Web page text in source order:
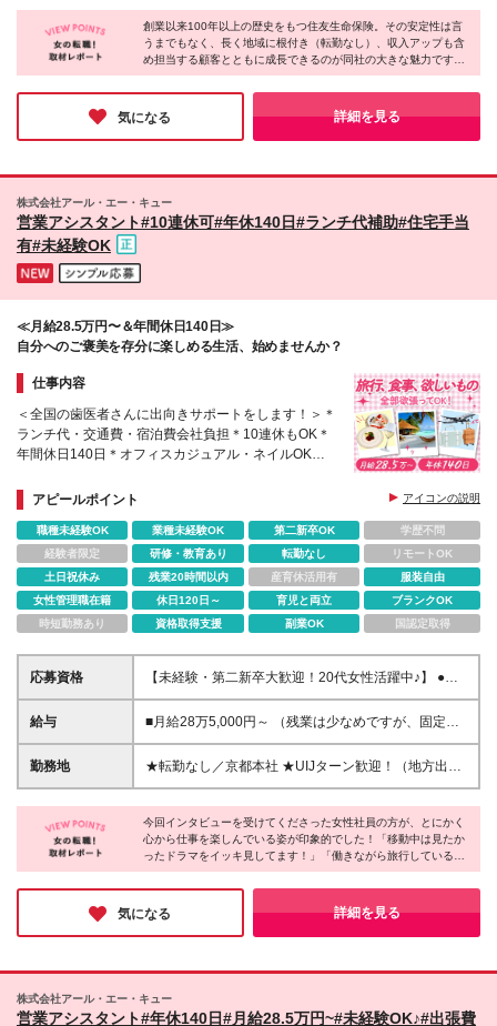
制度あり（当社規程による）
情（例えば、勤務所の再編、廃止等）が生じた場合に
は、会社の指示する勤務所になることがあります。
創業以来100年以上の歴史をもつ住友生命保険。その安定性は言
うまでもなく、長く地域に根付き（転勤なし）、収入アップも含
め担当する顧客とともに成長できるのが同社の大きな魅力です。
「未経験から挑戦したい」「職場の人間関係が気になる」「育児
と両立させた働き方」などの魅力ポイントに共感する方には、ぜ
ひオススメの求人♪転職に不安を感じている方は、まずは雰囲気
を知れる「職場見学」から始めてみてはいかがでしょう？
気になる 詳細を見る
株式会社アール・エー・キュー
営業アシスタント#10連休可#年休140日#ランチ代補助#住宅手当
有#未経験OK
≪月給28.5万円〜＆年間休日140日≫
自分へのご褒美を存分に楽しめる生活、始めませんか？
仕事内容
＜全国の歯医者さんに出向きサポートをします！＞＊
ランチ代・交通費・宿泊費会社負担＊10連休もOK＊
年間休日140日＊オフィスカジュアル・ネイルOK＊
ッタリ
アピールポイント アイコンの説明
職種未経験OK 業種未経験OK 第二新卒OK
学歴不問
経験者限定
研修・教育あり 転勤なし
リモートOK
土日祝休み
残業20時間以内 産育休活用有
服装自由
女性管理職在籍
休日120日～ 育児と両立
ブランクOK
時短勤務あり
資格取得支援 副業OK 国認定取得
応募資格
【未経験・第二新卒大歓迎！20代女性活躍中♪】 ●社
会人経験不問 ●高卒以上 ※運転免許や専門知識は一切
不要です！ ＼こんな方にピッタリです！／ 「旅行が
働きたい」という方も大歓迎♪ ★オンオフのメリハリ
をつけて、自分の時間も大切にしたい方 ★安定した
した非日常感を味わって働きたい方
給与
■月給28万5,000円～ （残業は少なめですが、固定残
業代35,000円/22時間分含む。超過分は別途支給） ＼
会社サポートが魅力♪／ ￣￣￣V￣￣￣￣￣￣￣￣ ★
等・規定あり） ★住宅手当や営業手当など充実（規
定あり） ＼社員に聞いてみた！お金の使い道♪／ ￣￣
￣V￣￣￣￣￣￣￣￣ ・長期休暇を取り、海外旅行へ
物をゲット！ ・ちょっといいレストランで美味しい
ご飯を堪能 ※経験・能力を考慮します。 ※研修期間2
ヵ月は月給230,000円となります。（その他の待遇に
勤務地
★転勤なし／京都本社 ★UIJターン歓迎！（地方出身
の方や家チカの方など幅広く在籍中♪） ■京都府京都
市下京区五条通寺町西入ル御影堂町16-21 京都建物ビ
ル2F ┗「京都河原町駅」徒歩10分、「清水五条駅」
徒歩2分 ◎北は北海道、南は鹿児島まで…全国各地を
飛び回れます！ ◎社員の中には四国、中国、九州出
身の方など様々。 本社付近の京都や大阪で一人暮ら
しをしている社員も多数！ ※(変更の範囲)上記を除く
今回インタビューを受けてくださった女性社員の方が、とにかく
心から仕事を楽しんでいる姿が印象的でした！「移動中は見たか
ったドラマをイッキ見してます！」「働きながら旅行しているよ
うです！」とお話しする姿が眩しく、取材班までつい働きたくな
ってしまうほど…。
さらに、高水準な給与＆年休140日も叶い、これほど自由度高く
のびのび働ける環境はそうそうないです。少しでも気になった方
は、ぜひご応募してみてください◎
気になる 詳細を見る
株式会社アール・エー・キュー
営業アシスタント#年休140日#月給28.5万円~#未経験OK♪#出張費